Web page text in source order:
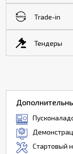
Trade-in
Тендеры
Стартовый